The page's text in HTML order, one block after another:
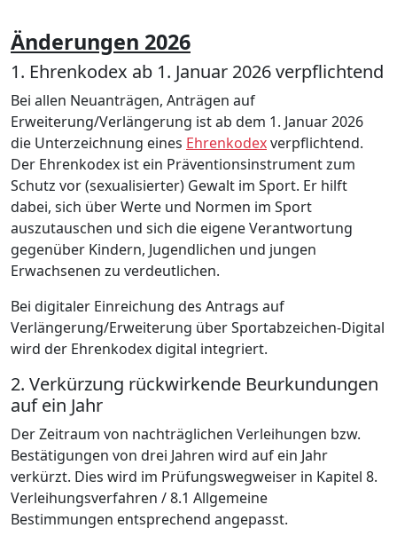
Änderungen 2026
1. Ehrenkodex ab 1. Januar 2026 verpflichtend
Bei allen Neuanträgen, Anträgen auf
Erweiterung/Verlängerung ist ab dem 1. Januar 2026
die Unterzeichnung eines Ehrenkodexverpflichtend.
Der Ehrenkodex ist ein Präventionsinstrument zum
Schutz vor (sexualisierter) Gewalt im Sport. Er hilft
dabei, sich über Werte und Normen im Sport
auszutauschen und sich die eigene Verantwortung
gegenüber Kindern, Jugendlichen und jungen
Erwachsenen zu verdeutlichen.
Bei digitaler Einreichung des Antrags auf
Verlängerung/Erweiterung über Sportabzeichen-Digital
wird der Ehrenkodex digital integriert.
2. Verkürzung rückwirkende Beurkundungen
auf ein Jahr
Der Zeitraum von nachträglichen Verleihungen bzw.
Bestätigungen von drei Jahren wird auf ein Jahr
verkürzt. Dies wird im Prüfungswegweiser in Kapitel 8.
Verleihungsverfahren / 8.1 Allgemeine
Bestimmungen entsprechend angepasst.